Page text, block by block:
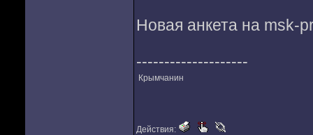
Новая анкета на msk-
--------------------
Крымчанин
Действия: